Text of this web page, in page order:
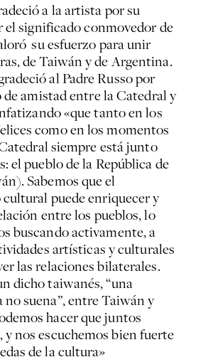
a la artista por su
el significado conmovedor de
su esfuerzo para unir
de Taiwán y de Argentina.
al Padre Russo por
amistad entre la Catedral y
«que tanto en los
como en los momentos
siempre está junto
el pueblo de la República de
Sabemos que el
puede enriquecer y
entre los pueblos, lo
buscando activamente, a
artísticas y culturales
las relaciones bilaterales.
dicho taiwanés, “una
no suena”, entre Taiwán y
hacer que juntos
y nos escuchemos bien fuerte
de la cultura»